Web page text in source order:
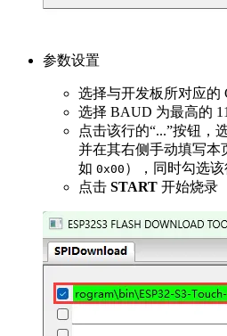
参数设置
选择与开发板所对应的
选择 BAUD 为最高的
点击该行的“...”按钮，
并在其右侧手动填写本
如 0x00 ），同时勾选
点击 START 开始烧录